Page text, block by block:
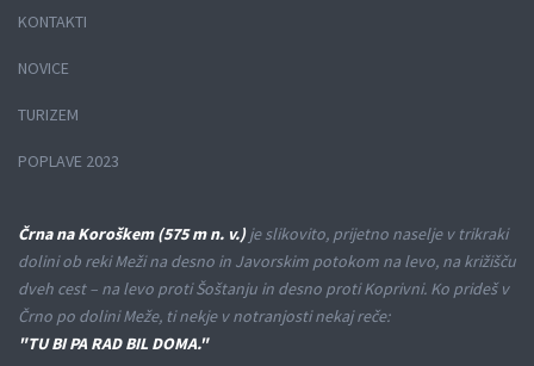
KONTAKTI
NOVICE
TURIZEM
POPLAVE 2023
Črna na Koroškem (575 m n. v.)je slikovito, prijetno naselje v trikraki
dolini ob reki Meži na desno in Javorskim potokom na levo, na križišču
dveh cest – na levo proti Šoštanju in desno proti Koprivni. Ko prideš v
Črno po dolini Meže, ti nekje v notranjosti nekaj reče:
"TU BI PA RAD BIL DOMA."